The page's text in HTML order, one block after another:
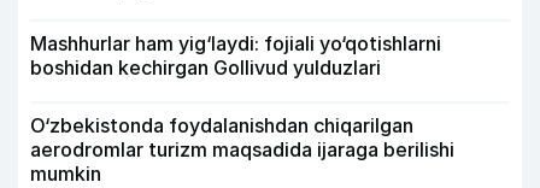
Mashhurlar ham yig‘laydi: fojiali yo‘qotishlarni
boshidan kechirgan Gollivud yulduzlari
O‘zbekistonda foydalanishdan chiqarilgan
aerodromlar turizm maqsadida ijaraga berilishi
mumkin